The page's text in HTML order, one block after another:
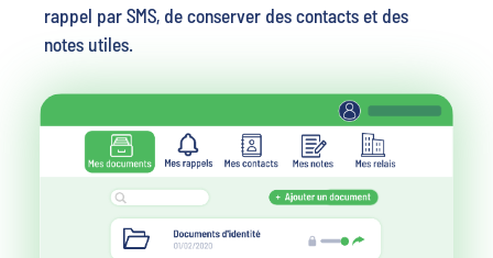
rappel par SMS, de conserver des contacts et des
notes utiles.